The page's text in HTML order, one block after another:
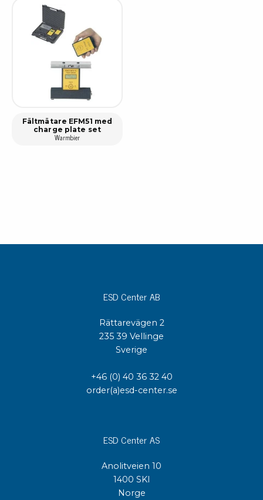
Fältmätare EFM51 med
charge plate set
Warmbier
ESD Center AB
Rättarevägen 2
235 39 Vellinge
Sverige
+46 (0) 40 36 32 40
order(a)esd-center.se
ESD Center AS
Anolitveien 10
1400 SKI
Norge